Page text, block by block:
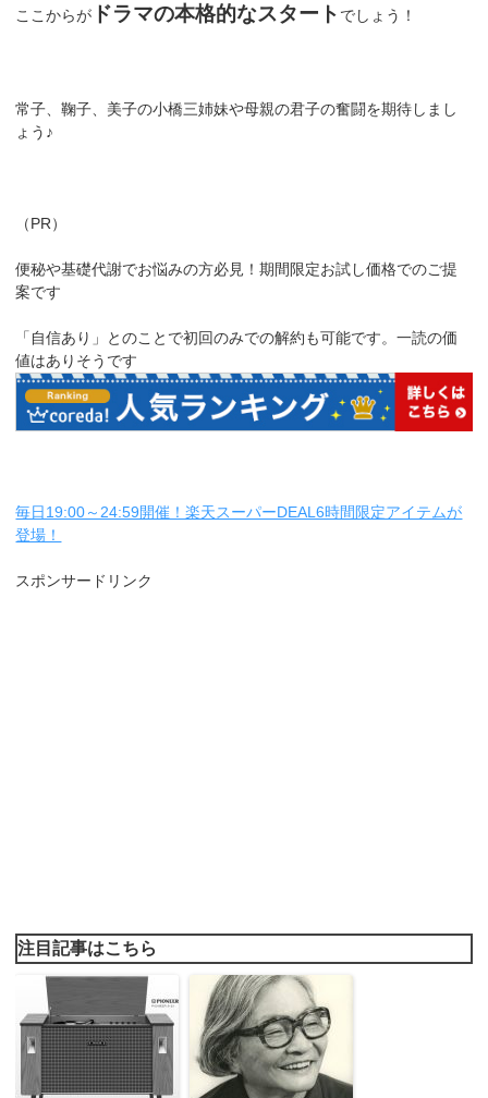
ここからが ドラマの本格的なスタート でしょう！
常子、鞠子、美子の小橋三姉妹や母親の君子の奮闘を期待しまし
ょう♪
（PR）
便秘や基礎代謝でお悩みの方必見！期間限定お試し価格でのご提
案です
「自信あり」とのことで初回のみでの解約も可能です。一読の価
値はありそうです
毎日19:00～24:59開催！楽天スーパーDEAL6時間限定アイテムが
登場！
スポンサードリンク
注目記事はこちら